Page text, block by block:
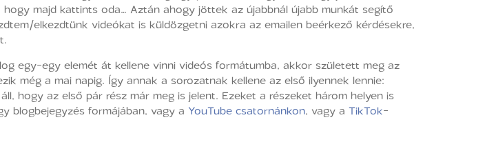
majd kattints oda… Aztán ahogy jöttek az újabbnál újabb munkát segítő
elkezdtünk videókat is küldözgetni azokra az emailen beérkező kérdésekre,
egy-egy elemét át kellene vinni videós formátumba, akkor született meg az
még a mai napig. Így annak a sorozatnak kellene az első ilyennek lennie:
hogy az első pár rész már meg is jelent. Ezeket a részeket három helyen is
blogbejegyzés formájában, vagy a YouTube csatornánkon, vagy a TikTok-